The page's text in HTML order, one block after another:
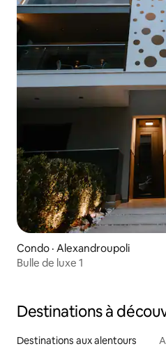
Condo · Alexandroupoli
Bulle de luxe 1
Destinations à
Destinations aux alentours